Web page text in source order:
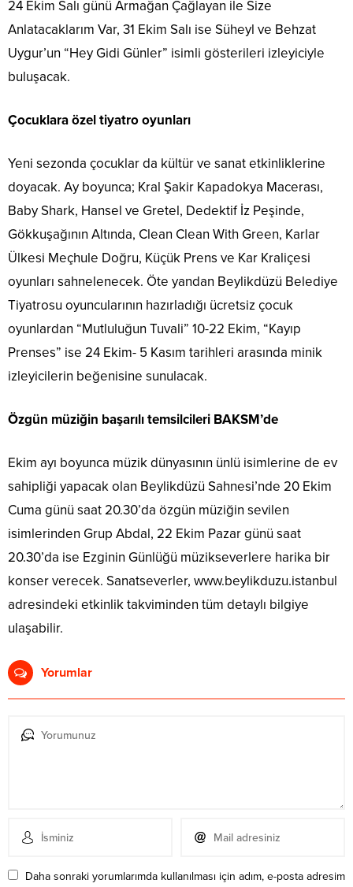
24 Ekim Salı günü Armağan Çağlayan ile Size
Anlatacaklarım Var, 31 Ekim Salı ise Süheyl ve Behzat
Uygur’un “Hey Gidi Günler” isimli gösterileri izleyiciyle
buluşacak.
Çocuklara özel tiyatro oyunları
Yeni sezonda çocuklar da kültür ve sanat etkinliklerine
doyacak. Ay boyunca; Kral Şakir Kapadokya Macerası,
Baby Shark, Hansel ve Gretel, Dedektif İz Peşinde,
Gökkuşağının Altında, Clean Clean With Green, Karlar
Ülkesi Meçhule Doğru, Küçük Prens ve Kar Kraliçesi
oyunları sahnelenecek. Öte yandan Beylikdüzü Belediye
Tiyatrosu oyuncularının hazırladığı ücretsiz çocuk
oyunlardan “Mutluluğun Tuvali” 10-22 Ekim, “Kayıp
Prenses” ise 24 Ekim- 5 Kasım tarihleri arasında minik
izleyicilerin beğenisine sunulacak.
Özgün müziğin başarılı temsilcileri BAKSM’de
Ekim ayı boyunca müzik dünyasının ünlü isimlerine de ev
sahipliği yapacak olan Beylikdüzü Sahnesi’nde 20 Ekim
Cuma günü saat 20.30’da özgün müziğin sevilen
isimlerinden Grup Abdal, 22 Ekim Pazar günü saat
20.30’da ise Ezginin Günlüğü müzikseverlere harika bir
konser verecek. Sanatseverler, www.beylikduzu.istanbul
adresindeki etkinlik takviminden tüm detaylı bilgiye
ulaşabilir.
Yorumlar
Daha sonraki yorumlarımda kullanılması için adım, e-posta adresim